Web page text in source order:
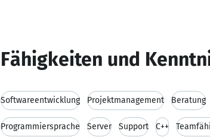
Fähigkeiten und
Softwareentwicklung Projektmanagement Beratung
Programmiersprache Server Support C++